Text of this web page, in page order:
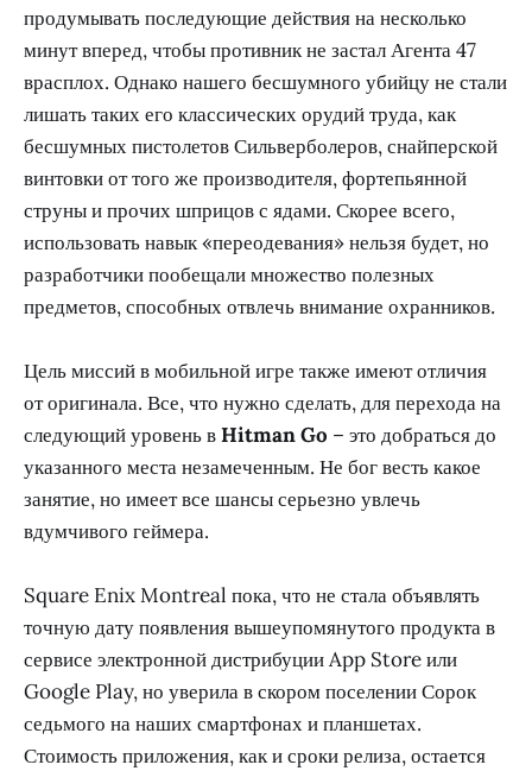
продумывать последующие действия на несколько
минут вперед, чтобы противник не застал Агента 47
врасплох. Однако нашего бесшумного убийцу не стали
лишать таких его классических орудий труда, как
бесшумных пистолетов Сильверболеров, снайперской
винтовки от того же производителя, фортепьянной
струны и прочих шприцов с ядами. Скорее всего,
использовать навык «переодевания» нельзя будет, но
разработчики пообещали множество полезных
предметов, способных отвлечь внимание охранников.
Цель миссий в мобильной игре также имеют отличия
от оригинала. Все, что нужно сделать, для перехода на
следующий уровень вHitman Go – это добраться до
указанного места незамеченным. Не бог весть какое
занятие, но имеет все шансы серьезно увлечь
вдумчивого геймера.
Square Enix Montreal пока, что не стала объявлять
точную дату появления вышеупомянутого продукта в
сервисе электронной дистрибуции App Store или
Google Play, но уверила в скором поселении Сорок
седьмого на наших смартфонах и планшетах.
Стоимость приложения, как и сроки релиза, остается